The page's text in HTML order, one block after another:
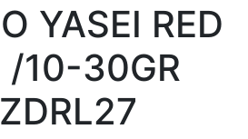
YASEI RED
/10-30GR